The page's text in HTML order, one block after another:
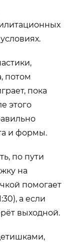
потом
пока
этого
и формы.
по пути
на
помогает
а если
выходной.